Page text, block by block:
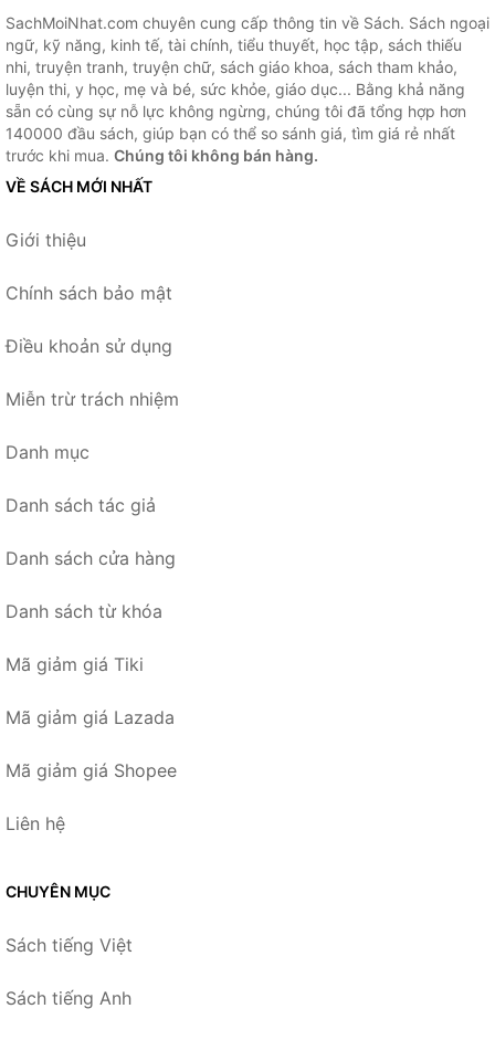
SachMoiNhat.com chuyên cung cấp thông tin về Sách. Sách ngoại
ngữ, kỹ năng, kinh tế, tài chính, tiểu thuyết, học tập, sách thiếu
nhi, truyện tranh, truyện chữ, sách giáo khoa, sách tham khảo,
luyện thi, y học, mẹ và bé, sức khỏe, giáo dục... Bằng khả năng
sẵn có cùng sự nỗ lực không ngừng, chúng tôi đã tổng hợp hơn
140000 đầu sách, giúp bạn có thể so sánh giá, tìm giá rẻ nhất
trước khi mua. Chúng tôi không bán hàng.
VỀ SÁCH MỚI NHẤT
Giới thiệu
Chính sách bảo mật
Điều khoản sử dụng
Miễn trừ trách nhiệm
Danh mục
Danh sách tác giả
Danh sách cửa hàng
Danh sách từ khóa
Mã giảm giá Tiki
Mã giảm giá Lazada
Mã giảm giá Shopee
Liên hệ
CHUYÊN MỤC
Sách tiếng Việt
Sách tiếng Anh